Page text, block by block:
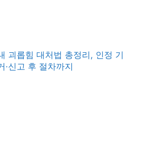
괴롭힘 대처법 총정리, 인정 기
·신고 후 절차까지